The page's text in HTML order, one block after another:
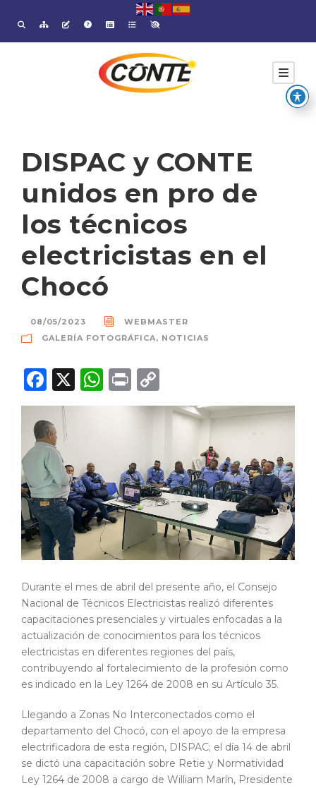
DISPAC y CONTE
unidos en pro de
los técnicos
electricistas en el
Chocó
08/05/2023
WEBMASTER
GALERÍA FOTOGRÁFICA, NOTICIAS
F
a
c
e
b
o
o
k
X
W
p
p
P
ri o
p
Li
n
k
Durante el mes de abril del presente año, el Consejo
Nacional de Técnicos Electricistas realizó diferentes
capacitaciones presenciales y virtuales enfocadas a la
actualización de conocimientos para los técnicos
electricistas en diferentes regiones del país,
contribuyendo al fortalecimiento de la profesión como
es indicado en la Ley 1264 de 2008 en su Artículo 35.
Llegando a Zonas No Interconectados como el
departamento del Chocó, con el apoyo de la empresa
electrificadora de esta región, DISPAC; el día 14 de abril
se dictó una capacitación sobre Retie y Normatividad
Ley 1264 de 2008 a cargo de William Marín, Presidente